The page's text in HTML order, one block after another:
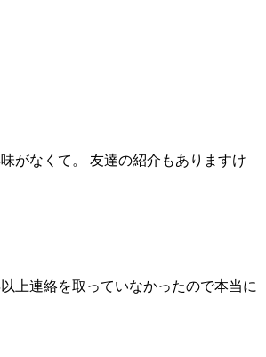
がなくて。 友達の紹介もありますけ
上連絡を取っていなかったので本当に